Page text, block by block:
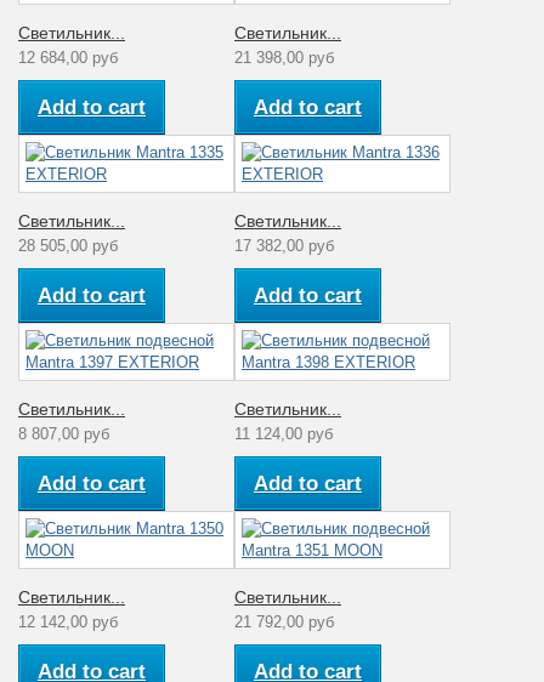
Светильник...
12 684,00 руб
Add to cart
Светильник...
21 398,00 руб
Add to cart
Светильник...
28 505,00 руб
Add to cart
Светильник...
17 382,00 руб
Add to cart
Светильник...
8 807,00 руб
Add to cart
Светильник...
11 124,00 руб
Add to cart
Светильник...
12 142,00 руб
Add to cart
Светильник...
21 792,00 руб
Add to cart